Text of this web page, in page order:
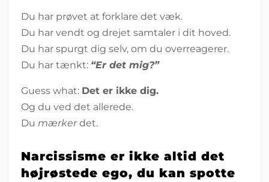
Du har prøvet at forklare det væk.
Du har vendt og drejet samtaler i dit hoved.
Du har spurgt dig selv, om du overreagerer.
Du har tænkt: “Er det mig?”
Guess what: Det er ikke dig.
Og du ved det allerede.
Du mærkerdet.
Narcissisme er ikke altid det
højrøstede ego, du kan spotte